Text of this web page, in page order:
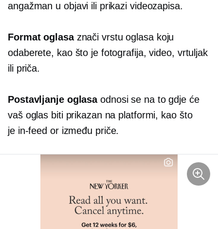
angažman u objavi ili prikazi videozapisa.
Format oglasaznači vrstu oglasa koju
odaberete, kao što je fotografija, video, vrtuljak
ili priča.
Postavljanje oglasaodnosi se na to gdje će
vaš oglas biti prikazan na platformi, kao što
je in-feed or između priče.